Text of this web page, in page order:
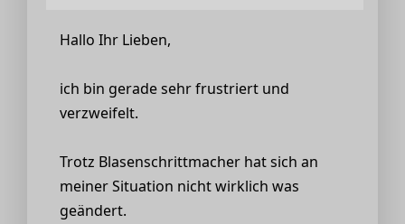
Hallo Ihr Lieben,
ich bin gerade sehr frustriert und
verzweifelt.
Trotz Blasenschrittmacher hat sich an
meiner Situation nicht wirklich was
geändert.